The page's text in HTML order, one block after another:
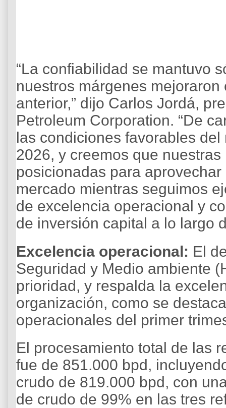
“La confiabilidad se mantuvo
nuestros márgenes
anterior,” dijo Carlos Jordá,
Petroleum Corporation. “De
las condiciones favorables
2026, y creemos que
posicionadas para
mercado mientras seguimos
de excelencia operacional y
de inversión capital a lo largo
Excelencia operacional: El
Seguridad y Medio ambiente
prioridad, y respalda la
organización, como se
operacionales del primer
El procesamiento total de las
fue de 851.000 bpd,
crudo de 819.000 bpd, con
de crudo de 99% en las tres